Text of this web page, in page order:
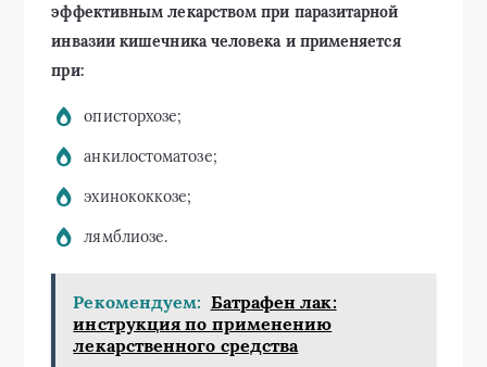
эффективным лекарством при паразитарной
инвазии кишечника человека и применяется
при:
описторхозе;
анкилостоматозе;
эхинококкозе;
лямблиозе.
Рекомендуем: Батрафен лак:
инструкция по применению
лекарственного средства